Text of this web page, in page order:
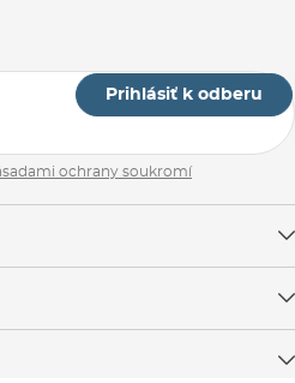
Prihlásiť k odberu
ochrany soukromí